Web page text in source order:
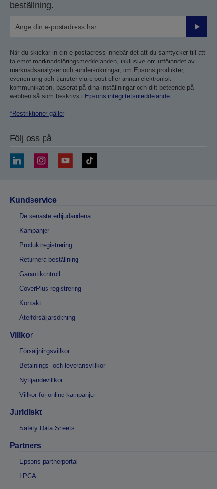
beställning.
Skicka
När du skickar in din e-postadress innebär det att du samtycker till att
ta emot marknadsföringsmeddelanden, inklusive om utförandet av
marknadsanalyser och -undersökningar, om Epsons produkter,
evenemang och tjänster via e-post eller annan elektronisk
kommunikation, baserat på dina inställningar och ditt beteende på
webben så som beskrivs i Epsons integritetsmeddelande
*Restriktioner gäller
Följ oss på
Kundservice
De senaste erbjudandena
Kampanjer
Produktregistrering
Returnera beställning
Garantikontroll
CoverPlus-registrering
Kontakt
Återförsäljarsökning
Villkor
Försäljningsvillkor
Betalnings- och leveransvillkor
Nyttjandevillkor
Villkor för online-kampanjer
Juridiskt
Safety Data Sheets
Partners
Epsons partnerportal
LPGA